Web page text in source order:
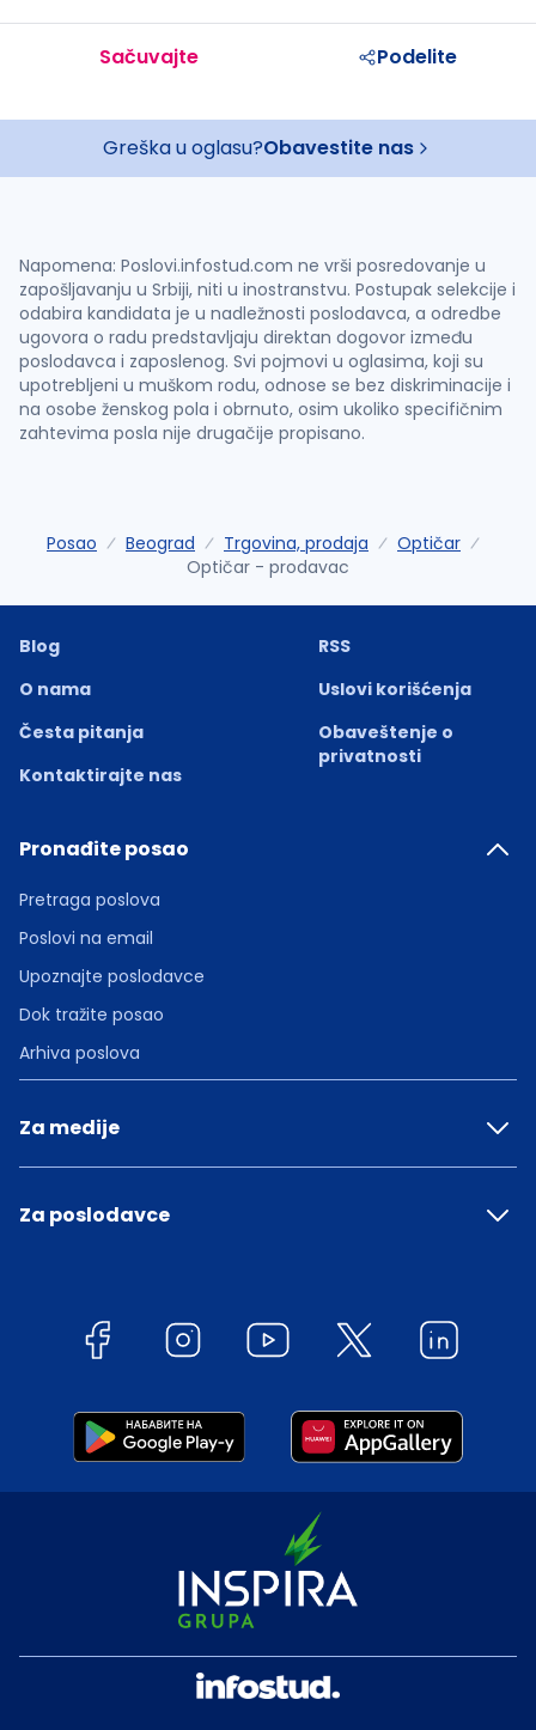
Sačuvajte Podelite
Greška u oglasu?Obavestite nas
Napomena: Poslovi.infostud.com ne vrši posredovanje u
zapošljavanju u Srbiji, niti u inostranstvu. Postupak selekcije i
odabira kandidata je u nadležnosti poslodavca, a odredbe
ugovora o radu predstavljaju direktan dogovor između
poslodavca i zaposlenog. Svi pojmovi u oglasima, koji su
upotrebljeni u muškom rodu, odnose se bez diskriminacije i
na osobe ženskog pola i obrnuto, osim ukoliko specifičnim
zahtevima posla nije drugačije propisano.
Posao Beograd Trgovina, prodaja
Optičar
Optičar - prodavac
Blog
O nama
Česta pitanja
Kontaktirajte nas
RSS
Uslovi korišćenja
Obaveštenje o
privatnosti
Pronađite posao
Pretraga poslova
Poslovi na email
Upoznajte poslodavce
Dok tražite posao
Arhiva poslova
Za medije
Za poslodavce